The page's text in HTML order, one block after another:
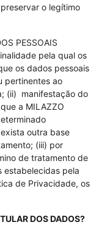
o legítimo
PESSOAIS
pela qual os
os dados pessoais
pertinentes ao
(ii) manifestação do
a MILAZZO
outra base
(iii) por
de tratamento de
estabelecidas pela
de Privacidade, os
DOS DADOS?